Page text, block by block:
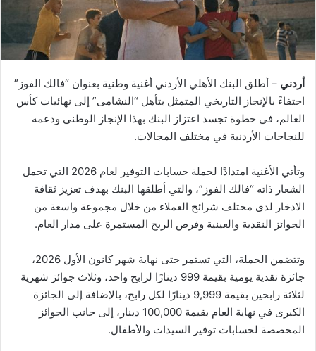
أردني – أطلق البنك الأهلي الأردني أغنية وطنية بعنوان “فالك الفوز”
احتفاءً بالإنجاز التاريخي المتمثل بتأهل “النشامى” إلى نهائيات كأس
العالم، في خطوة تجسد اعتزاز البنك بهذا الإنجاز الوطني ودعمه
للنجاحات الأردنية في مختلف المجالات.
وتأتي الأغنية امتدادًا لحملة حسابات التوفير لعام 2026 التي تحمل
الشعار ذاته “فالك الفوز”، والتي أطلقها البنك بهدف تعزيز ثقافة
الادخار لدى مختلف شرائح العملاء من خلال مجموعة واسعة من
الجوائز النقدية والعينية وفرص الربح المستمرة على مدار العام.
وتتضمن الحملة، التي تستمر حتى نهاية شهر كانون الأول 2026،
جائزة نقدية يومية بقيمة 999 دينارًا لرابح واحد، وثلاث جوائز شهرية
لثلاثة رابحين بقيمة 9,999 دينارًا لكل رابح، بالإضافة إلى الجائزة
الكبرى في نهاية العام بقيمة 100,000 دينار، إلى جانب الجوائز
المخصصة لحسابات توفير السيدات والأطفال.